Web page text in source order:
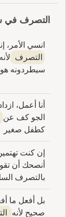
التصرف في
انسي الأمر،
التصرف
سيطردونه هو
أنا أعمل،
الجو كف عن
كطفل صغير
إن كنت
أنصحك أن
بالتصرف
بل أفعل ما
صحيح لأنه